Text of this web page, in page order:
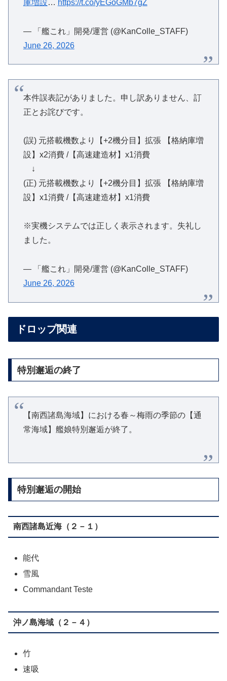
庫増設… https://t.co/yEGoGMb7gZ
— 「艦これ」開発/運営 (@KanColle_STAFF)
June 26, 2026
本件誤表記がありました。申し訳ありません、訂
正とお詫びです。
(誤) 元搭載機数より【+2機分目】拡張 【格納庫増
設】x2消費 /【高速建造材】x1消費
↓
(正) 元搭載機数より【+2機分目】拡張 【格納庫増
設】x1消費 /【高速建造材】x1消費
※実機システムでは正しく表示されます。失礼し
ました。
— 「艦これ」開発/運営 (@KanColle_STAFF)
June 26, 2026
ドロップ関連
特別邂逅の終了
【南西諸島海域】における春～梅雨の季節の【通
常海域】艦娘特別邂逅が終了。
特別邂逅の開始
南西諸島近海（２－１）
能代
雪風
Commandant Teste
沖ノ島海域（２－４）
竹
速吸